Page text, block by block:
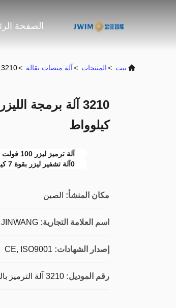
الصفحة
بيت >المنتجات >آلة منصات نقالة >3210 آلة برمجة الليزر 100-120 فاك؛ 200-240 فاك 0.7 كيلوواط
كيلوواط
آلة ترميز ليزر 100 فولت
0آلة تشفير ليزر بقوة 7 كيلوواط
مكان المنشأ: الصين
اسم العلامة التجارية: JINWANG
إصدار الشهادات: CE, ISO9001
رقم الموديل: 3210 آلة الترميز بالليزر